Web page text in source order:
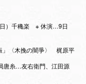
日）千穐楽 ※ 休演…9日
」〈木挽の闇爭〉 梶原平
糸…友右衛門、江田源